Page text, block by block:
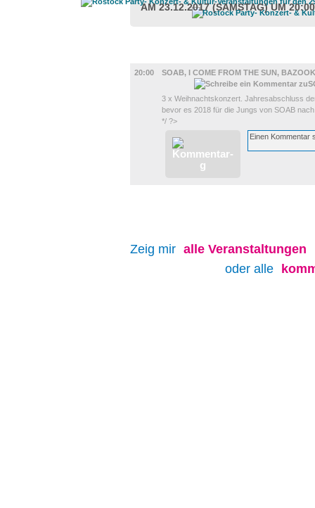
AM 23.12.2017 (SAMSTAG) UM
20:00
SOAB, I COME FROM THE SUN,
3 x Weihnachtskonzert. Jahresabschluss
bevor es 2018 für die Jungs von SOAB
*/ ?>
Zeig mir alle Veranstaltungen
oder alle